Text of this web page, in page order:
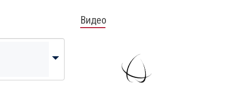
Видео